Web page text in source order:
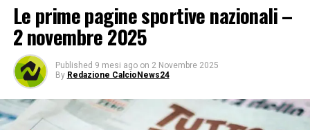
Le prime pagine sportive nazionali –
2 novembre 2025
Published 9 mesi ago on 2 Novembre 2025
By Redazione CalcioNews24